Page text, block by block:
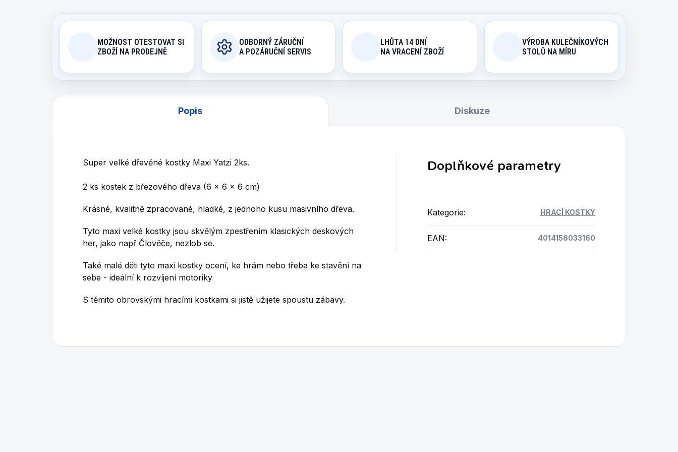
MOŽNOST OTESTOVAT SI
ZBOŽÍ NA PRODEJNĚ
ODBORNÝ ZÁRUČNÍ
A POZÁRUČNÍ SERVIS
LHŮTA 14 DNÍ
NA VRACENÍ ZBOŽÍ
VÝROBA KULEČNÍKOVÝCH
STOLŮ NA MÍRU
Popis Diskuze
Super velké dřevěné kostky Maxi Yatzi 2ks.
2 ks kostek z březového dřeva (6 x 6 x 6 cm)
Krásné, kvalitně zpracované, hladké, z jednoho kusu masivního dřeva.
Tyto maxi velké kostky jsou skvělým zpestřením klasických deskových
her, jako např Člověče, nezlob se.
Také malé děti tyto maxi kostky ocení, ke hrám nebo třeba ke stavění na
sebe - ideální k rozvíjení motoriky
S těmito obrovskými hracími kostkami si jistě užijete spoustu zábavy.
Doplňkové parametry
Kategorie: HRACÍ KOSTKY
EAN: 4014156033160